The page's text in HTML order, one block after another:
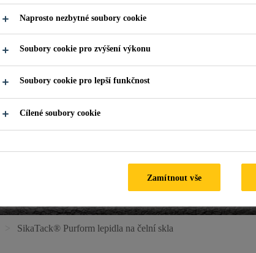
SikaTack® Purform lepidla na čelní skla
Naprosto nezbytné soubory cookie
Soubory cookie pro zvýšení výkonu
Soubory cookie pro lepší funkčnost
Cílené soubory cookie
Zamítnout vše